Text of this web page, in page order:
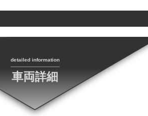
detailed information
車両詳細